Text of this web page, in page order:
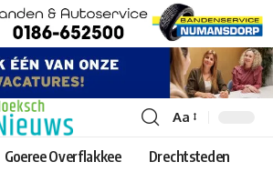
Lettergrootte
aanpassen
Aa
Goeree Overflakkee Drechtsteden